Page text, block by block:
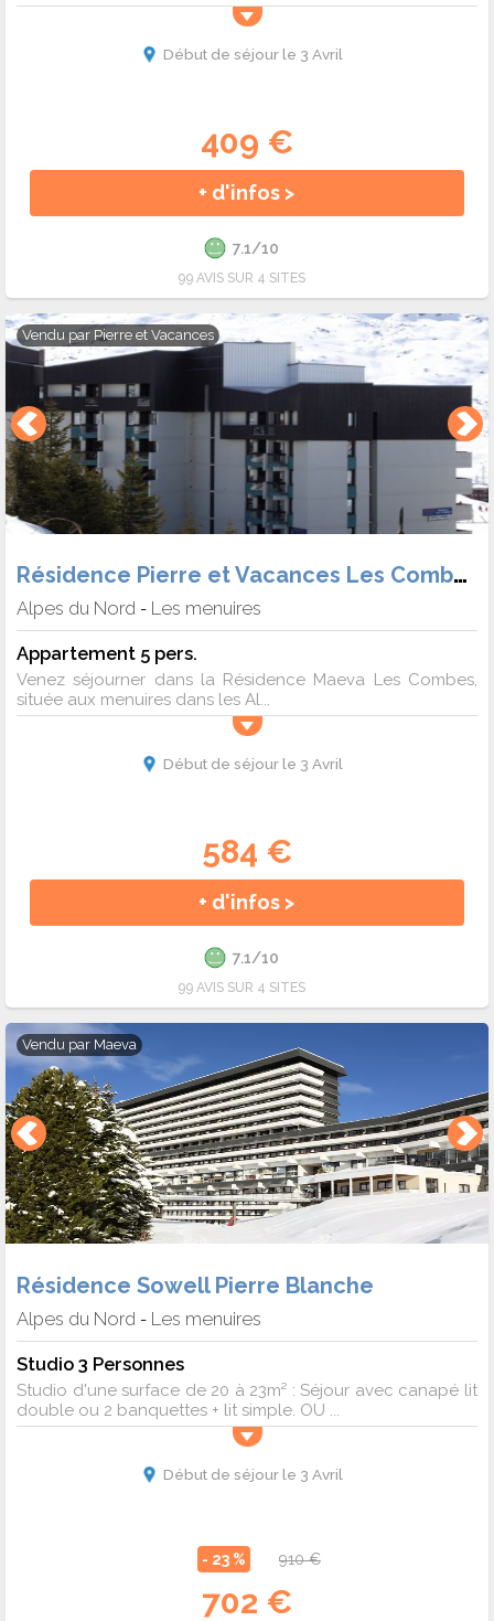
Début de séjour le 3 Avril
409 €
+ d'infos >
7.1/10
99 AVIS SUR 4 SITES
Vendu par Pierre et Vacances
Résidence Pierre et Vacances Les Combes
Alpes du Nord - Les menuires
Appartement 5 pers.
Venez séjourner dans la Résidence Maeva Les Combes,
située aux menuires dans les Al...
Début de séjour le 3 Avril
584 €
+ d'infos >
7.1/10
99 AVIS SUR 4 SITES
Vendu par Maeva
Résidence Sowell Pierre Blanche
Alpes du Nord - Les menuires
Studio 3 Personnes
Studio d'une surface de 20 à 23m² : Séjour avec canapé lit
double ou 2 banquettes + lit simple. OU ...
Début de séjour le 3 Avril
- 23 % 910 €
702 €